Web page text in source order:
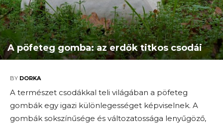
A pöfeteg gomba: az erdők titkos csodái
BY DORKA
A természet csodákkal teli világában a pöfeteg
gombák egy igazi különlegességet képviselnek. A
gombák sokszínűsége és változatossága lenyűgöző,